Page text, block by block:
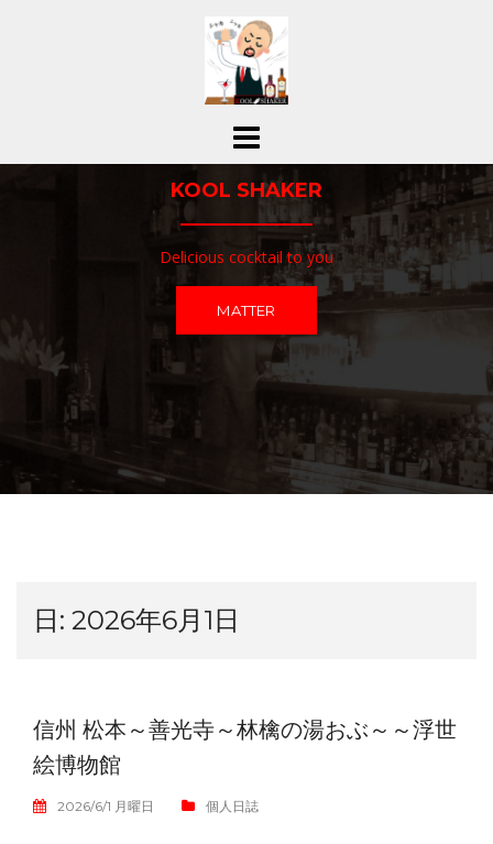
ス
KOOL SHAKER
Delicious cocktail to you
MATTER
日: 2026年6月1日
信州 松本～善光寺～林檎の湯おぶ～～浮世
絵博物館
2026/6/1 月曜日 個人日誌